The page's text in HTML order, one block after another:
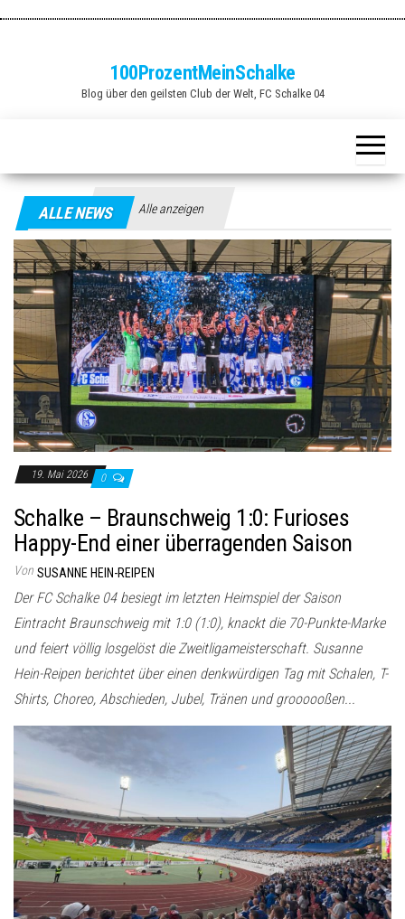
100ProzentMeinSchalke
Blog über den geilsten Club der Welt, FC Schalke 04
ALLE NEWS Alle anzeigen
19. Mai 2026 0
Schalke – Braunschweig 1:0: Furioses
Happy-End einer überragenden Saison
Von SUSANNE HEIN-REIPEN
Der FC Schalke 04 besiegt im letzten Heimspiel der Saison
Eintracht Braunschweig mit 1:0 (1:0), knackt die 70-Punkte-Marke
und feiert völlig losgelöst die Zweitligameisterschaft. Susanne
Hein-Reipen berichtet über einen denkwürdigen Tag mit Schalen, T-
Shirts, Choreo, Abschieden, Jubel, Tränen und groooooßen...